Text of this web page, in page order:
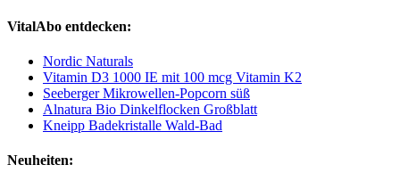
VitalAbo entdecken:
Nordic Naturals
Vitamin D3 1000 IE mit 100 mcg Vitamin K2
Seeberger Mikrowellen-Popcorn süß
Alnatura Bio Dinkelflocken Großblatt
Kneipp Badekristalle Wald-Bad
Neuheiten: